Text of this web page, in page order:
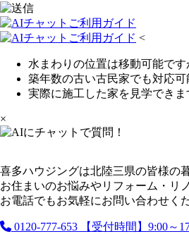
<
水まわりの位置は移動可能です
築年数の古い古民家でも対応可
実際に施工した家を見学できま
×
喜多ハウジングは北陸三県の皆様の
お住まいのお悩みやリフォーム・リ
お電話でもお気軽にお問い合わせく
0120-777-653
【受付時間】9:00～